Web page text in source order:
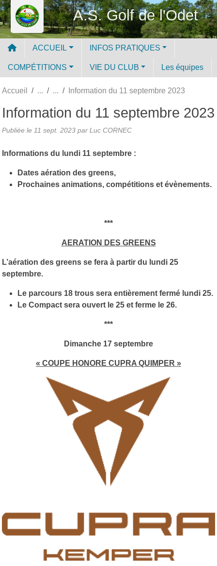
A.S. Golf de l'Odet
ACCUEIL INFOS PRATIQUES
COMPÉTITIONS VIE DU CLUB Les équipes
Accueil Information du 11 septembre 2023
Information du 11 septembre 2023
Publiée le 11 sept. 2023 par Luc CORNEC
Informations du lundi 11 septembre :
Dates aération des greens,
Prochaines animations, compétitions et évènements.
***
AERATION DES GREENS
L’aération des greens se fera à partir du lundi 25
septembre.
Le parcours 18 trous sera entièrement fermé lundi 25.
Le Compact sera ouvert le 25 et ferme le 26.
***
Dimanche 17 septembre
« COUPE HONORE CUPRA QUIMPER »
Panneau de gestion des cookies